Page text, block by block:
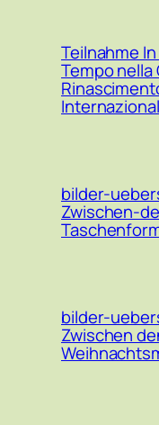
Teilnahme
Tempo nella
bilder-
Zwischen-
bilder-
Zwischen